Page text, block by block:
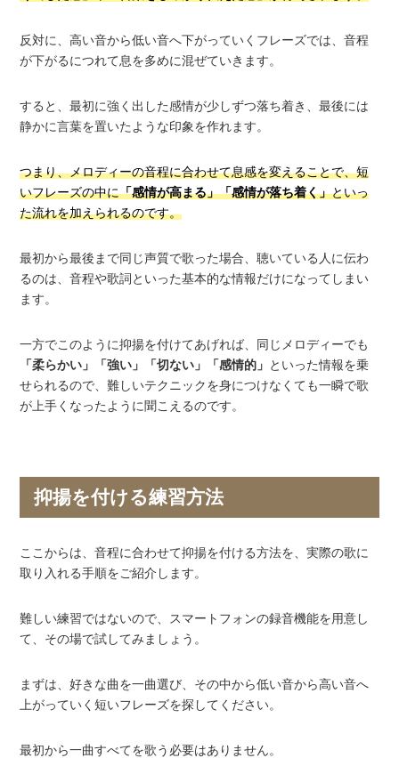
反対に、高い音から低い音へ下がっていくフレーズでは、音程
が下がるにつれて息を多めに混ぜていきます。
すると、最初に強く出した感情が少しずつ落ち着き、最後には
静かに言葉を置いたような印象を作れます。
つまり、メロディーの音程に合わせて息感を変えることで、短
いフレーズの中に「感情が高まる」「感情が落ち着く」といっ
た流れを加えられるのです。
最初から最後まで同じ声質で歌った場合、聴いている人に伝わ
るのは、音程や歌詞といった基本的な情報だけになってしまい
ます。
一方でこのように抑揚を付けてあげれば、同じメロディーでも
「柔らかい」「強い」「切ない」「感情的」 といった情報を乗
せられるので、難しいテクニックを身につけなくても一瞬で歌
が上手くなったように聞こえるのです。
抑揚を付ける練習方法
ここからは、音程に合わせて抑揚を付ける方法を、実際の歌に
取り入れる手順をご紹介します。
難しい練習ではないので、スマートフォンの録音機能を用意し
て、その場で試してみましょう。
まずは、好きな曲を一曲選び、その中から低い音から高い音へ
上がっていく短いフレーズを探してください。
最初から一曲すべてを歌う必要はありません。